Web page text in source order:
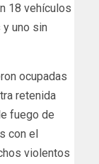
18 vehículos
uno sin
ocupadas
retenida
fuego de
con el
violentos